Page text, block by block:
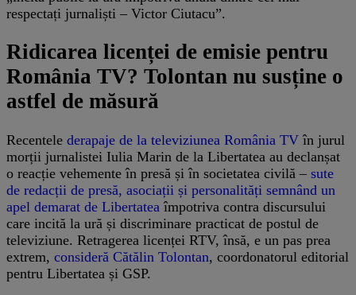
respectați jurnaliști – Victor Ciutacu”.
Ridicarea licenței de emisie pentru
România TV? Tolontan nu susține o
astfel de măsură
Recentele derapaje de la televiziunea România TV în jurul
morții jurnalistei Iulia Marin de la Libertatea au declanșat
o reacție vehemente în presă și în societatea civilă – sute
de redacții de presă, asociații și personalități semnând un
apel demarat de Libertatea împotriva contra discursului
care incită la ură și discriminare practicat de postul de
televiziune. Retragerea licenței RTV, însă, e un pas prea
extrem, consideră Cătălin Tolontan, coordonatorul editorial
pentru Libertatea și GSP.